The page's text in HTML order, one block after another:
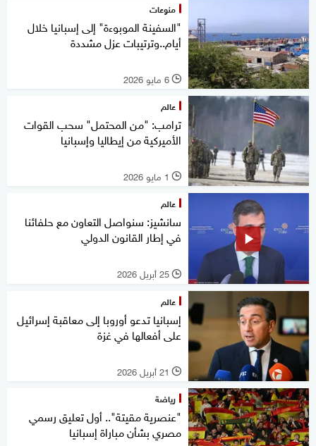
منوعات
"السفينة الموبوءة" إلى إسبانيا خلال
أيام..وترتيبات عزل مشددة
l 6 مايو 2026
عالم
ترامب: "من المحتمل" سحب القوات
الأميركية من إيطاليا وإسبانيا
l 1 مايو 2026
عالم
سانشيز: سنواصل التعاون مع حلفائنا
في إطار القانون الدولي
l 25 أبريل 2026
عالم
إسبانيا تدعو أوروبا إلى معاقبة إسرائيل
على أفعالها في غزة
l 21 أبريل 2026
رياضة
"عنصرية مقيتة".. أول تعليق رسمي
مصري بشأن مباراة إسبانيا